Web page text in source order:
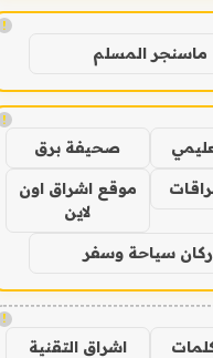
!
ماسنجر المسلم
!
صحيفة برق
موقع اشراق اون
لاين
سياحة وسفر
!
اشراق التقنية